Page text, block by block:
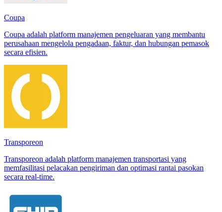
Coupa
Coupa adalah platform manajemen pengeluaran yang membantu
perusahaan mengelola pengadaan, faktur, dan hubungan pemasok
secara efisien.
Transporeon
Transporeon adalah platform manajemen transportasi yang
memfasilitasi pelacakan pengiriman dan optimasi rantai pasokan
secara real-time.